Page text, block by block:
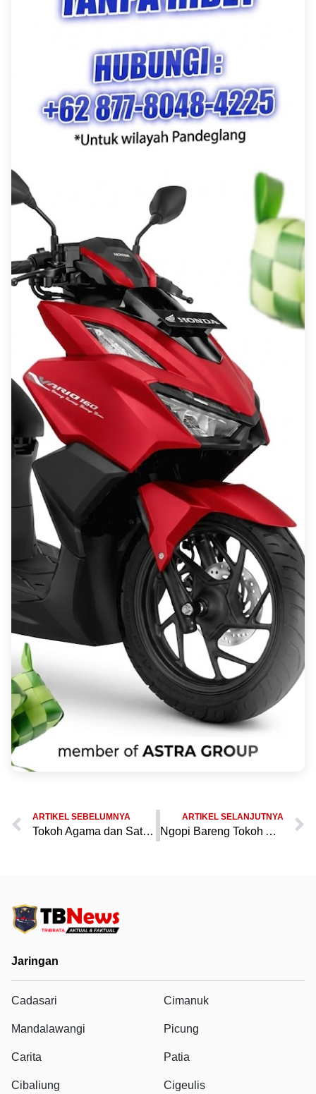
ARTIKEL SEBELUMNYA
Tokoh Agama dan Sat Narkoba Polres Pandeglang Gelar Ngopi Bareng untuk Tingkatkan Kesadaran Anti Narkoba
ARTIKEL SELANJUTNYA
Ngopi Bareng Tokoh Agama: Sat Narkoba Polres Pandeglang Diskusikan Upaya Pencegahan Penyalahgunaan Narkoba
Jaringan
Cadasari Cimanuk
Mandalawangi Picung
Carita Patia
Cibaliung Cigeulis